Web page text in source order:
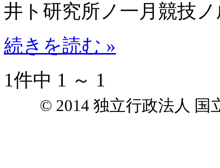
井ト研究所ノ一月競技
続きを読む »
1件中 1 ～ 1
© 2014 独立行政法人 国